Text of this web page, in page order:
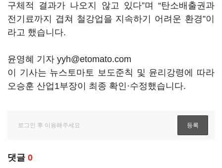
구체적 결과가 나오지 않고 있다”며 “탄소배출권과
전기료까지 겹쳐 철강업을 지속하기 어려운 환경”이
라고 했습니다.
윤영혜 기자 yyh@etomato.com
이 기사는 뉴스토마토 보도준칙 및 윤리강령에 따라
오승훈 산업1부장이 최종 확인·수정했습니다.
댓글 0